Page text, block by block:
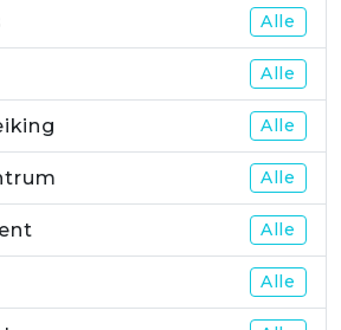
Alle
Alle
Alle
Alle
Alle
Alle